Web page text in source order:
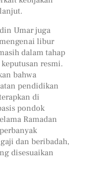
Umar juga
libur
dalam tahap
resmi.
bahwa
pendidikan
di
pondok
Ramadan
dan beribadah,
disesuaikan